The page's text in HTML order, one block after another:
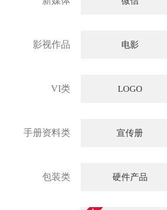
影视作品 电影
VI类 LOGO
手册资料类 宣传册
包装类 硬件产品